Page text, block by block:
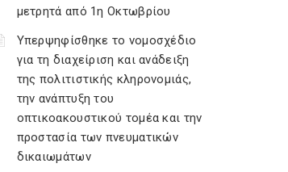
μετρητά από 1η Οκτωβρίου
Υπερψηφίσθηκε το νομοσχέδιο
για τη διαχείριση και ανάδειξη
της πολιτιστικής κληρονομιάς,
την ανάπτυξη του
οπτικοακουστικού τομέα και την
προστασία των πνευματικών
δικαιωμάτων